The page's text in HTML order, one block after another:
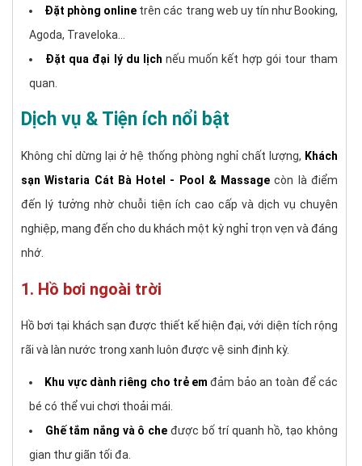
Đặt phòng online trên các trang web uy tín như Booking,
Agoda, Traveloka…
Đặt qua đại lý du lịch nếu muốn kết hợp gói tour tham
quan.
Dịch vụ & Tiện ích nổi bật
Không chỉ dừng lại ở hệ thống phòng nghỉ chất lượng, Khách
sạn Wistaria Cát Bà Hotel - Pool & Massage còn là điểm
đến lý tưởng nhờ chuỗi tiện ích cao cấp và dịch vụ chuyên
nghiệp, mang đến cho du khách một kỳ nghỉ trọn vẹn và đáng
nhớ.
1. Hồ bơi ngoài trời
Hồ bơi tại khách sạn được thiết kế hiện đại, với diện tích rộng
rãi và làn nước trong xanh luôn được vệ sinh định kỳ.
Khu vực dành riêng cho trẻ em đảm bảo an toàn để các
bé có thể vui chơi thoải mái.
Ghế tắm nắng và ô che được bố trí quanh hồ, tạo không
gian thư giãn tối đa.